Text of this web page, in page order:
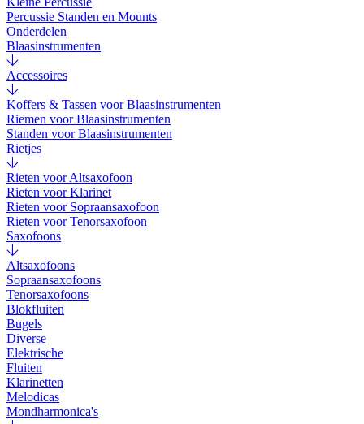
Percussie Standen en Mounts
Onderdelen
Blaasinstrumenten
Accessoires
Koffers & Tassen voor Blaasinstrumenten
Riemen voor Blaasinstrumenten
Standen voor Blaasinstrumenten
Rietjes
Rieten voor Altsaxofoon
Rieten voor Klarinet
Rieten voor Sopraansaxofoon
Rieten voor Tenorsaxofoon
Saxofoons
Altsaxofoons
Sopraansaxofoons
Tenorsaxofoons
Blokfluiten
Bugels
Diverse
Elektrische
Fluiten
Klarinetten
Melodicas
Mondharmonica's